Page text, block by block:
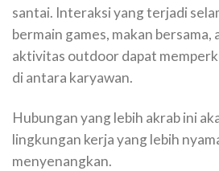
santai. Interaksi yang terjadi
bermain games, makan
aktivitas outdoor dapat
di antara karyawan.
Hubungan yang lebih akrab ini
lingkungan kerja yang lebih
menyenangkan.